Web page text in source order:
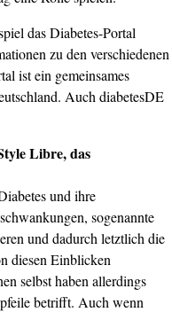
das Diabetes-Portal
zu den verschiedenen
ist ein gemeinsames
Auch diabetesDE
Libre, das
und ihre
sogenannte
und dadurch letztlich die
diesen Einblicken
selbst haben allerdings
betrifft. Auch wenn